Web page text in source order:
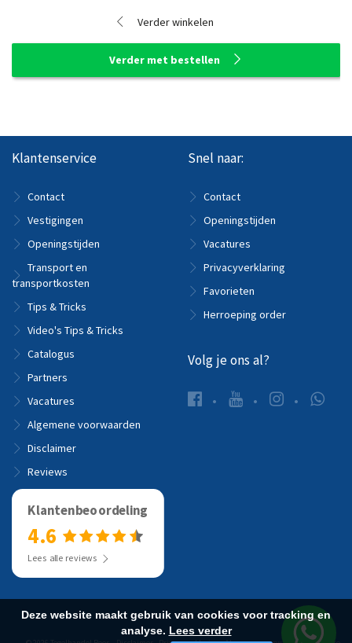
Verder winkelen
Verder met bestellen
Klantenservice
Contact
Vestigingen
Openingstijden
Transport en
transportkosten
Tips & Tricks
Video's Tips & Tricks
Catalogus
Partners
Vacatures
Algemene voorwaarden
Disclaimer
Reviews
Snel naar:
Contact
Openingstijden
Vacatures
Privacyverklaring
Favorieten
Herroeping order
Volg je ons al?
Klantenbeoordeling
4.6
Lees alle reviews
Deze website maakt gebruik van cookies voor tracking en
analyse. Lees verder